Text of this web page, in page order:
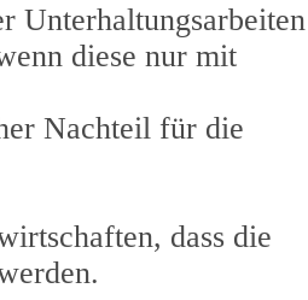
Unterhaltungsarbeiten
diese nur mit
Nachteil für die
dass die